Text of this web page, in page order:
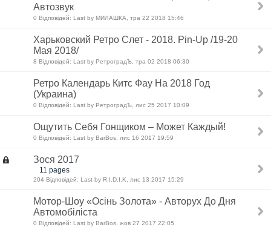
Автозвук
0 Відповідей: Last by МИЛАШКА, тра 22 2018 15:46
Харьковский Ретро Слет - 2018. Pin-Up /19-20
Мая 2018/
8 Відповідей: Last by РетроградЪ, тра 02 2018 06:30
Ретро Календарь Китс Фау На 2018 Год
(Украина)
0 Відповідей: Last by РетроградЪ, лис 25 2017 10:09
Ощутить Себя Гонщиком – Может Каждый!
0 Відповідей: Last by BarBos, лис 16 2017 19:59
Зося 2017
11 pages
204 Відповідей: Last by R.I.D.I.K, лис 13 2017 15:29
Мотор-Шоу «Осінь Золота» - Авторух До Дня
Автомобіліста
0 Відповідей: Last by BarBos, жов 27 2017 22:05